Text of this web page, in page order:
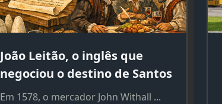
João Leitão, o inglês que
negociou o destino de Santos
Em 1578, o mercador John Withall ...